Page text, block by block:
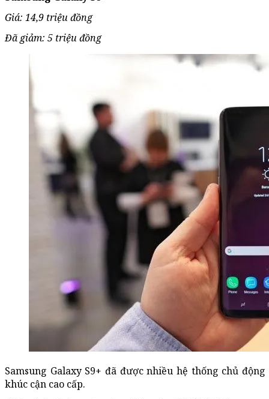
Giá: 14,9 triệu đồng
Đã giảm: 5 triệu đồng
Samsung Galaxy S9+ đã được nhiều hệ thống chủ
khúc cận cao cấp.